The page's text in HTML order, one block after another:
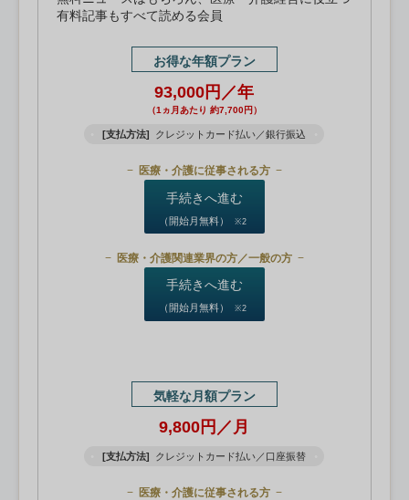
有料記事もすべて読める会員
お得な年額プラン
93,000円／年
（1ヵ月あたり 約7,700円）
[支払方法] クレジットカード払い／銀行振込
医療・介護に従事される方
手続きへ進む
（開始月無料） ※2
医療・介護関連業界の方／一般の方
手続きへ進む
（開始月無料） ※2
気軽な月額プラン
9,800円／月
[支払方法] クレジットカード払い／口座振替
医療・介護に従事される方